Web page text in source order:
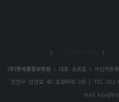
ㅣ ㅣ
(주)한국품질보증원 ㅣ 대표: 송종철 ㅣ 사업자
만안구 만안로 49 호정타워 2층 ㅣ TEL: 031-
mail: